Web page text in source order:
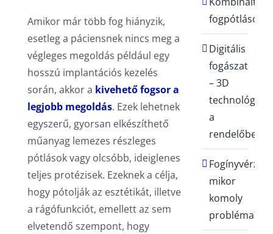
Amikor már több fog hiányzik,
esetleg a páciensnek nincs meg a
végleges megoldás például egy
hosszú implantációs kezelés
során, akkor a kivehető fogsor a
legjobb megoldás. Ezek lehetnek
egyszerű, gyorsan elkészíthető
műanyag lemezes részleges
pótlások vagy olcsóbb, ideiglenes
teljes protézisek. Ezeknek a célja,
hogy pótolják az esztétikát, illetve
a rágófunkciót, emellett az sem
elvetendő szempont, hogy
fogpótlások
Digitális
fogászat
– 3D
technológia
a
rendelőben
Fogínyvérzés:
mikor
komoly
probléma?